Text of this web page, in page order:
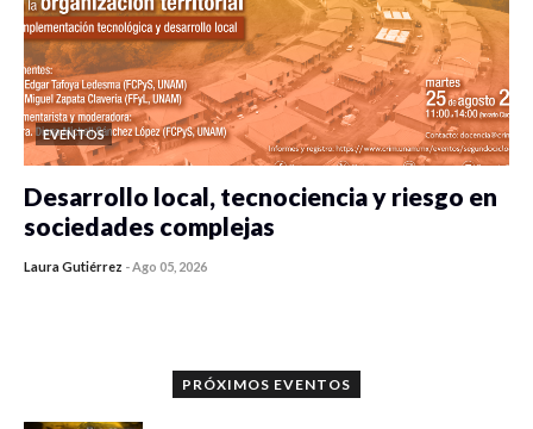
EVENTOS
Desarrollo local, tecnociencia y riesgo en
sociedades complejas
Laura Gutiérrez -Ago 05, 2026
PRÓXIMOS EVENTOS